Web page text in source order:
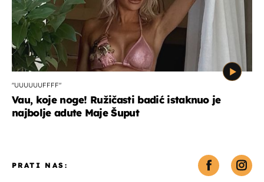
"UUUUUUFFFF"
Vau, koje noge! Ružičasti badić istaknuo je
najbolje adute Maje Šuput
PRATI NAS: